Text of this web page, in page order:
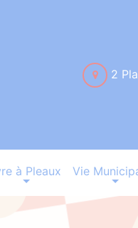
2
à Pleaux Vie